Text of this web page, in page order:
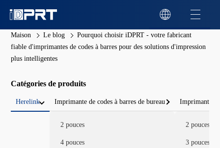
Maison Le blog
Pourquoi choisir iDPRT - votre fabricant
fiable d'imprimantes de codes à barres pour des solutions d'impression
plus intelligentes
Catégories de produits
Herelink Imprimante de codes à barres de bureau
2 pouces
4 pouces
Imprimante
2 pouces
3 pouces